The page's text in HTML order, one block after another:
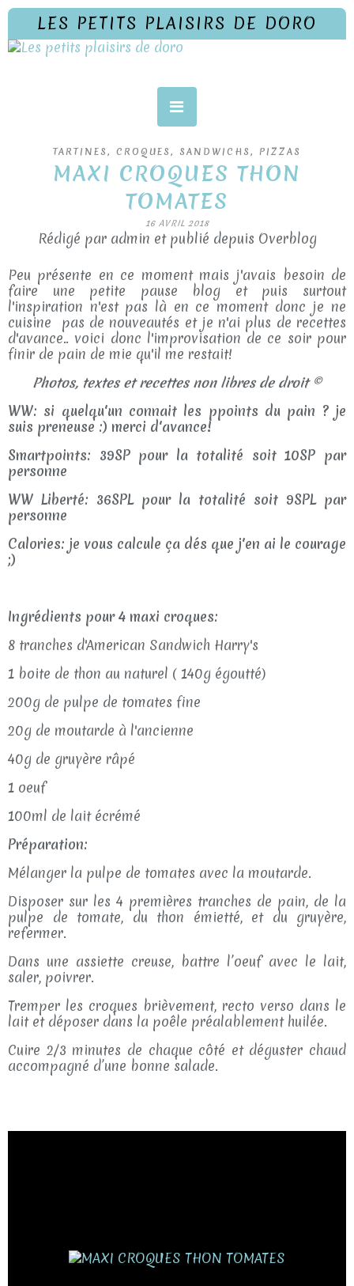
LES PETITS PLAISIRS DE DORO
TARTINES, CROQUES, SANDWICHS, PIZZAS
MAXI CROQUES THON
TOMATES
16 AVRIL 2018
Rédigé par admin et publié depuis Overblog
Peu présente en ce moment mais j'avais besoin de
faire une petite pause blog et puis surtout
l'inspiration n'est pas là en ce moment donc je ne
cuisine pas de nouveautés et je n'ai plus de recettes
d'avance.. voici donc l'improvisation de ce soir pour
finir de pain de mie qu'il me restait!
Photos, textes et recettes non libres de droit ©
WW: si quelqu'un connait les ppoints du pain ? je
suis preneuse :) merci d'avance!
Smartpoints: 39SP pour la totalité soit 10SP par
personne
WW Liberté: 36SPL pour la totalité soit 9SPL par
personne
Calories: je vous calcule ça dés que j'en ai le courage
;)
Ingrédients pour 4 maxi croques:
8 tranches d'American Sandwich Harry's
1 boite de thon au naturel ( 140g égoutté)
200g de pulpe de tomates fine
20g de moutarde à l'ancienne
40g de gruyère râpé
1 oeuf
100ml de lait écrémé
Préparation:
Mélanger la pulpe de tomates avec la moutarde.
Disposer sur les 4 premières tranches de pain, de la
pulpe de tomate, du thon émietté, et du gruyère,
refermer.
Dans une assiette creuse, battre l’oeuf avec le lait,
saler, poivrer.
Tremper les croques brièvement, recto verso dans le
lait et déposer dans la poêle préalablement huilée.
Cuire 2/3 minutes de chaque côté et déguster chaud
accompagné d’une bonne salade.